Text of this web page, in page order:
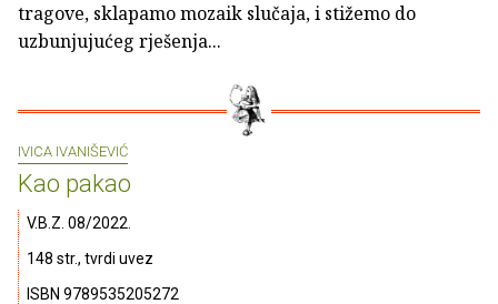
tragove, sklapamo mozaik slučaja, i stižemo do
uzbunjujućeg rješenja...
IVICA IVANIŠEVIĆ
Kao pakao
V.B.Z. 08/2022.
148 str., tvrdi uvez
ISBN 9789535205272